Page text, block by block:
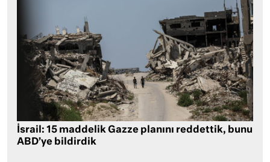
İsrail: 15 maddelik Gazze planını reddettik, bunu
ABD’ye bildirdik